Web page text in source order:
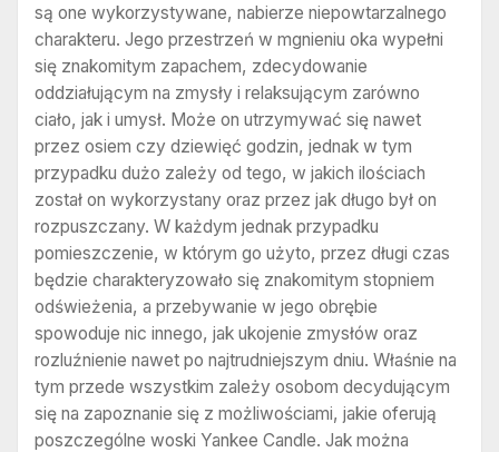
są one wykorzystywane, nabierze niepowtarzalnego
charakteru. Jego przestrzeń w mgnieniu oka wypełni
się znakomitym zapachem, zdecydowanie
oddziałującym na zmysły i relaksującym zarówno
ciało, jak i umysł. Może on utrzymywać się nawet
przez osiem czy dziewięć godzin, jednak w tym
przypadku dużo zależy od tego, w jakich ilościach
został on wykorzystany oraz przez jak długo był on
rozpuszczany. W każdym jednak przypadku
pomieszczenie, w którym go użyto, przez długi czas
będzie charakteryzowało się znakomitym stopniem
odświeżenia, a przebywanie w jego obrębie
spowoduje nic innego, jak ukojenie zmysłów oraz
rozluźnienie nawet po najtrudniejszym dniu. Właśnie na
tym przede wszystkim zależy osobom decydującym
się na zapoznanie się z możliwościami, jakie oferują
poszczególne woski Yankee Candle. Jak można